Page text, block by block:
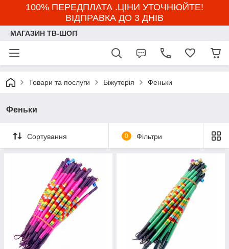
100% ПЕРЕДПЛАТА .ЦІНИ УТОЧНЮЙТЕ!
ВІДПРАВКА ДО 3 ДНІВ
МАГАЗИН ТВ-ШОП
Товари та послуги Біжутерія Феньки
Феньки
Сортування 0 Фільтри